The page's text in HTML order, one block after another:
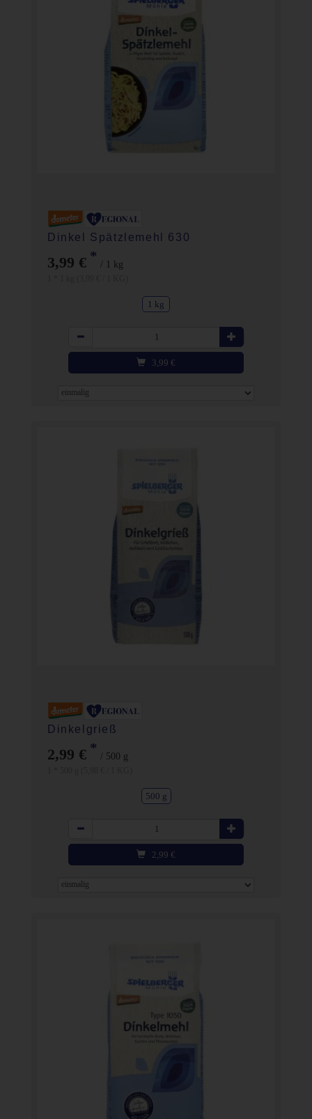
Dinkel Spätzlemehl 630
3,99 € * / 1 kg
1 kg
Anzahl
3,99 €
Dinkelgrieß
2,99 € * / 500 g
500 g
Anzahl
2,99 €